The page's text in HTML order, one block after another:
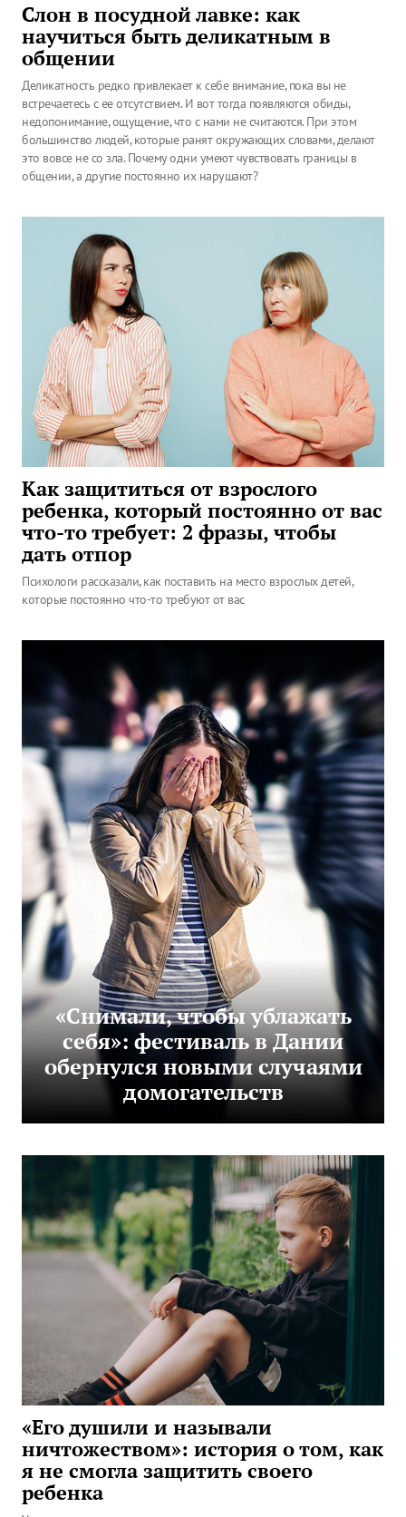
Слон в посудной лавке: как
научиться быть деликатным в
общении
Деликатность редко привлекает к себе внимание, пока вы не
встречаетесь с ее отсутствием. И вот тогда появляются обиды,
недопонимание, ощущение, что с нами не считаются. При этом
большинство людей, которые ранят окружающих словами, делают
это вовсе не со зла. Почему одни умеют чувствовать границы в
общении, а другие постоянно их нарушают?
Как защититься от взрослого
ребенка, который постоянно от вас
что-то требует: 2 фразы, чтобы
дать отпор
Психологи рассказали, как поставить на место взрослых детей,
которые постоянно что-то требуют от вас
«Снимали, чтобы ублажать
себя»: фестиваль в Дании
обернулся новыми случаями
домогательств
«Его душили и называли
ничтожеством»: история о том, как
я не смогла защитить своего
ребенка